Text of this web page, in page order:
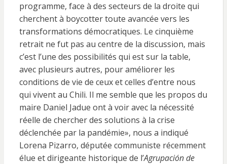
programme, face à des secteurs de la droite qui
cherchent à boycotter toute avancée vers les
transformations démocratiques. Le cinquième
retrait ne fut pas au centre de la discussion, mais
c’est l’une des possibilités qui est sur la table,
avec plusieurs autres, pour améliorer les
conditions de vie de ceux et celles d’entre nous
qui vivent au Chili. Il me semble que les propos du
maire Daniel Jadue ont à voir avec la nécessité
réelle de chercher des solutions à la crise
déclenchée par la pandémie», nous a indiqué
Lorena Pizarro, députée communiste récemment
élue et dirigeante historique de l’Agrupación de